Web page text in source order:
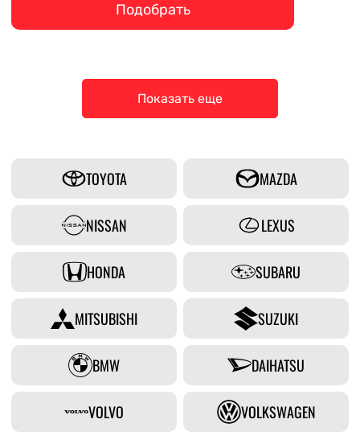
Подобрать
Показать еще
TOYOTA MAZDA
NISSAN LEXUS
HONDA SUBARU
MITSUBISHI SUZUKI
BMW DAIHATSU
VOLVO VOLKSWAGEN